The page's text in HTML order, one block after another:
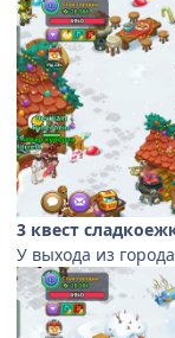
3 квест
У выхода из